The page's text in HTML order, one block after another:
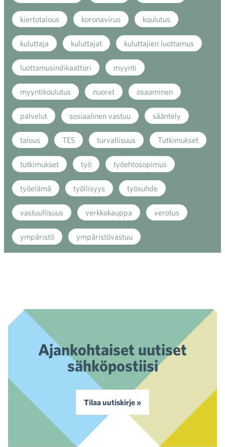
kiertotalous koronavirus koulutus
kuluttaja kuluttajat kuluttajien luottamus
luottamusindikaattori myynti
myyntikoulutus nuoret osaaminen
palvelut sosiaalinen vastuu sääntely
talous TES turvallisuus Tutkimukset
tutkimukset työ työehtosopimus
työelämä työllisyys työsuhde
vastuullisuus verkkokauppa verotus
ympäristö ympäristövastuu
Ajankohtaiset uutiset
sähköpostiisi
Tilaa uutiskirje »